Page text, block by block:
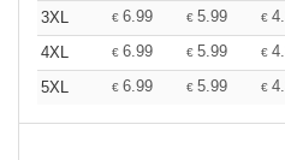
3XL
€ 6.99 € 5.99 €
4XL
€ 6.99 € 5.99 €
5XL
€ 6.99 € 5.99 €